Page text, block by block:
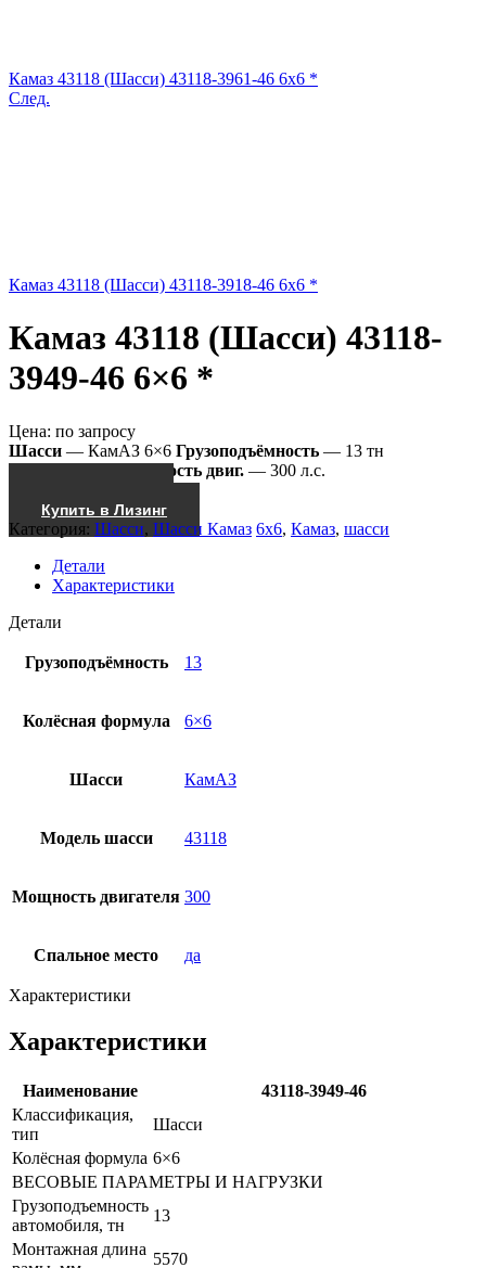
Камаз 43118 (Шасси) 43118-3961-46 6x6 *
След.
Камаз 43118 (Шасси) 43118-3918-46 6x6 *
Камаз 43118 (Шасси) 43118-
3949-46 6×6 *
Цена: по запросу
Шасси — КамАЗ 6×6 Грузоподъёмность — 13 тн
Мощность двиг. — 300 л.с.
Купить в Лизинг
Категория: Шасси, Шасси Камаз 6x6, Камаз, шасси
Детали
Характеристики
Детали
Грузоподъёмность 13
Колёсная формула 6×6
Шасси КамАЗ
Модель шасси 43118
Мощность двигателя 300
Спальное место да
Характеристики
Характеристики
Наименование
43118-3949-46
Классификация,
тип
Шасси
Колёсная формула 6×6
ВЕСОВЫЕ ПАРАМЕТРЫ И НАГРУЗКИ
Грузоподъемность
автомобиля, тн
13
Монтажная длина
5570